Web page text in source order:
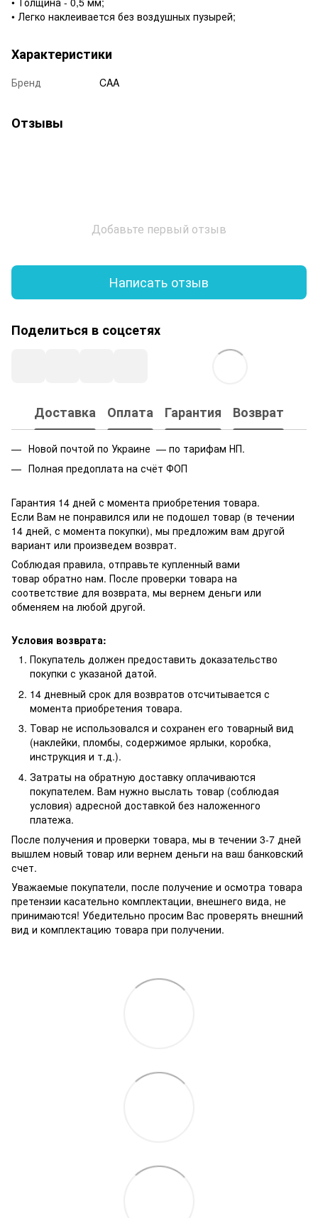
• Легко наклеивается без воздушных пузырей;
Характеристики
Бренд CAA
Отзывы
Добавьте первый отзыв
Написать отзыв
Поделиться в соцсетях
Доставка Оплата Гарантия Возврат
Новой почтой по Украине — по тарифам НП.
Полная предоплата на счёт ФОП
Гарантия 14 дней с момента приобретения товара.
Если Вам не понравился или не подошел товар (в течении
14 дней, с момента покупки), мы предложим вам другой
вариант или произведем возврат.
Соблюдая правила, отправьте купленный вами
товар обратно нам. После проверки товара на
соответствие для возврата, мы вернем деньги или
обменяем на любой другой.
Условия возврата:
Покупатель должен предоставить доказательство
покупки с указаной датой.
14 дневный срок для возвратов отсчитывается с
момента приобретения товара.
Товар не использовался и сохранен его товарный вид
(наклейки, пломбы, содержимое ярлыки, коробка,
инструкция и т.д.).
Затраты на обратную доставку оплачиваются
покупателем. Вам нужно выслать товар (соблюдая
условия) адресной доставкой без наложенного
платежа.
После получения и проверки товара, мы в течении 3-7 дней
вышлем новый товар или вернем деньги на ваш банковский
счет.
Уважаемые покупатели, после получение и осмотра товара
претензии касательно комплектации, внешнего вида, не
принимаются! Убедительно просим Вас проверять внешний
вид и комплектацию товара при получении.